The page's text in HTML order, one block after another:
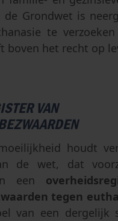
de Grondwet is
te
boven het recht op
VAN
houdt
de wet, dat
een
tegen
van een dergelijk